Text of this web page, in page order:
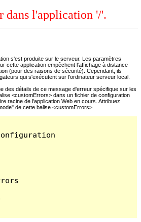
dans l'application '/'.
s'est produite sur le serveur. Les paramètres
cette application empêchent l'affichage à distance
(pour des raisons de sécurité). Cependant, ils
qui s'exécutent sur l'ordinateur serveur local.
des détails de ce message d'erreur spécifique sur les
<customErrors> dans un fichier de configuration
racine de l'application Web en cours. Attribuez
de cette balise <customErrors>.